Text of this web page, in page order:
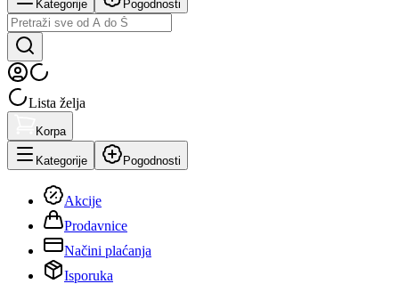
Kategorije Pogodnosti
Lista želja
Korpa
Kategorije Pogodnosti
Akcije
Prodavnice
Načini plaćanja
Isporuka